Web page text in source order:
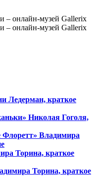
Ледерман, краткое
Николая Гоголя,
Владимира
Торина, краткое
Торина, краткое